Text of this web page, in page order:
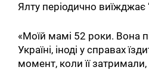
Ялту періодично виїжджає
«Моїй мамі 52 роки. Вона
Україні, іноді у справах
момент, коли її